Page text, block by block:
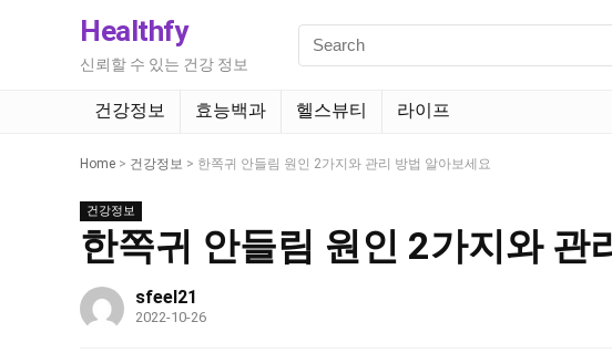
Healthfy
신뢰할 수 있는 건강 정보
건강정보 효능백과 헬스뷰티 라이프
Home > 건강정보 > 한쪽귀 안들림 원인 2가지와 관리 방법 알아보세요
건강정보
한쪽귀 안들림 원인 2가지와 관
sfeel21
2022-10-26